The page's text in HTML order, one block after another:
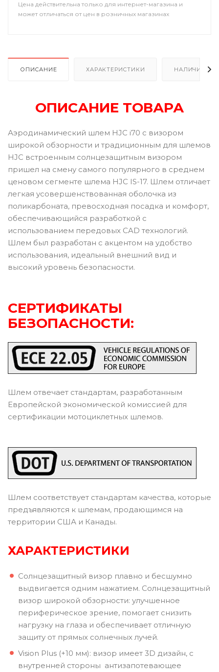
Цена действительна только для интернет-магазина и
может отличаться от цен в розничных магазинах
ОПИСАНИЕ ХАРАКТЕРИСТИКИ НАЛИЧИЕ В
ОПИСАНИЕ ТОВАРА
Аэродинамический шлем HJC i70 с визором
широкой обзорности и традиционным для шлемов
HJC встроенным солнцезащитным визором
пришел на смену самого популярного в среднем
ценовом сегменте шлема HJC IS-17. Шлем отличает
легкая усовершенствованная оболочка из
поликарбоната, превосходная посадка и комфорт,
обеспечивающийся разработкой с
использованием передовых CAD технологий.
Шлем был разработан с акцентом на удобство
использования, идеальный внешний вид и
высокий уровень безопасности.
СЕРТИФИКАТЫ
БЕЗОПАСНОСТИ:
Шлем отвечает стандартам, разработанным
Европейской экономической комиссией для
сертификации мотоциклетных шлемов.
Шлем соответствует стандартам качества, которые
предъявляются к шлемам, продающимся на
территории США и Канады.
ХАРАКТЕРИСТИКИ
Солнцезащитный визор плавно и бесшумно
выдвигается одним нажатием. Солнцезащитный
визор широкой обзорности: улучшенное
периферическое зрение, помогает снизить
нагрузку на глаза и обеспечивает отличную
защиту от прямых солнечных лучей.
Vision Plus (+10 мм): визор имеет 3D дизайн, с
внутренней стороны антизапотевающее